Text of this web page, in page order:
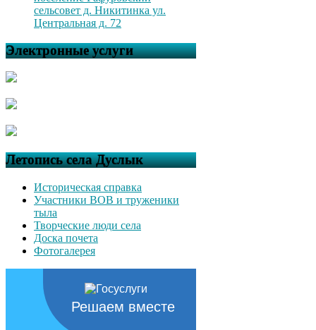
сельсовет д. Никитинка ул.
Центральная д. 72
Электронные услуги
Летопись села Дуслык
Историческая справка
Участники ВОВ и труженики
тыла
Творческие люди села
Доска почета
Фотогалерея
Решаем вместе